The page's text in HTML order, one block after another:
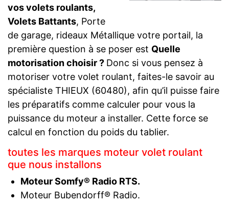
vos volets roulants,
Volets Battants, Porte
de garage, rideaux Métallique votre portail, la
première question à se poser est Quelle
motorisation choisir ? Donc si vous pensez à
motoriser votre volet roulant, faites-le savoir au
spécialiste THIEUX (60480), afin qu’il puisse faire
les préparatifs comme calculer pour vous la
puissance du moteur a installer. Cette force se
calcul en fonction du poids du tablier.
toutes les marques moteur volet roulant
que nous installons
Moteur Somfy® Radio RTS.
Moteur Bubendorff® Radio.